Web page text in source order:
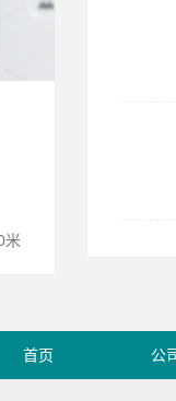
米
首页 公